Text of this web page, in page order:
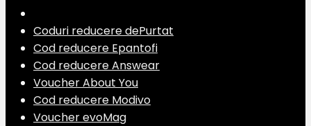
Coduri reducere dePurtat
Cod reducere Epantofi
Cod reducere Answear
Voucher About You
Cod reducere Modivo
Voucher evoMag